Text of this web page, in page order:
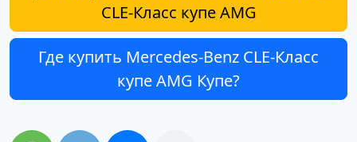
CLE-Класс купе AMG
Где купить Mercedes-Benz CLE-Класс
купе AMG Купе?